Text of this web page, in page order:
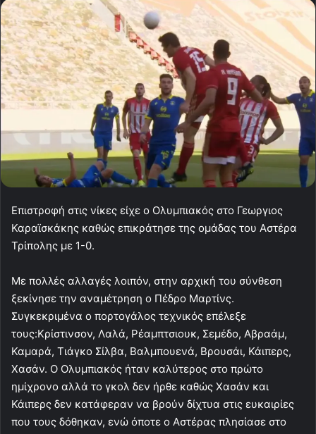
Επιστροφή στις νίκες είχε ο Ολυμπιακός στο Γεωργιος
Καραϊσκάκης καθώς επικράτησε της ομάδας του Αστέρα
Τρίπολης με 1-0.
Με πολλές αλλαγές λοιπόν, στην αρχική του σύνθεση
ξεκίνησε την αναμέτρηση ο Πέδρο Μαρτίνς.
Συγκεκριμένα ο πορτογάλος τεχνικός επέλεξε
τους:Κρίστινσον, Λαλά, Ρέαμπτσιουκ, Σεμέδο, Αβραάμ,
Καμαρά, Τιάγκο Σίλβα, Βαλμπουενά, Βρουσάι, Κάιπερς,
Χασάν. Ο Ολυμπιακός ήταν καλύτερος στο πρώτο
ημίχρονο αλλά το γκολ δεν ήρθε καθώς Χασάν και
Κάιπερς δεν κατάφεραν να βρούν δίχτυα στις ευκαιρίες
που τους δόθηκαν, ενώ όποτε ο Αστέρας πλησίασε στο